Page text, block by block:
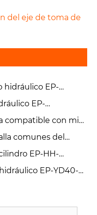
del eje de toma de
hidráulico EP-
EP-
compatible con mi
comunes del
V90?
EP-HH-
EP-YD40-